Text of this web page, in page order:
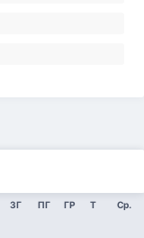
ЗГ ПГ ГР Т Ср.